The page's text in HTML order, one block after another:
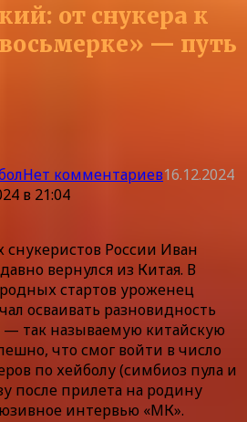
от снукера к
— путь
Нет комментариев16.12.2024
в 21:04
России Иван
вернулся из Китая. В
стартов уроженец
осваивать разновидность
— так называемую китайскую
что смог войти в число
по хейболу (симбиоз пула и
после прилета на родину
интервью «МК».